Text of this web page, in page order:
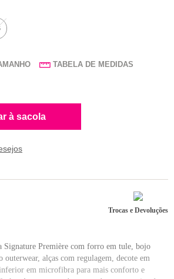
TABELA DE MEDIDAS
à sacola
Trocas e Devoluções
Signature Première com forro em tule, bojo
outerwear, alças com regulagem, decote em
em microfibra para mais conforto e